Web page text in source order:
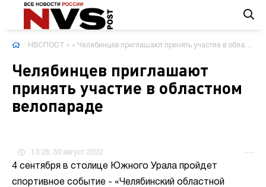
НВСПОСТ » » Челябинцев приглашают принять участие в областном велопараде
Челябинцев приглашают
принять участие в областном
велопараде
13:28, 30 август 2022 ---
4 сентября в столице Южного Урала пройдет
спортивное событие - «Челябинский областной